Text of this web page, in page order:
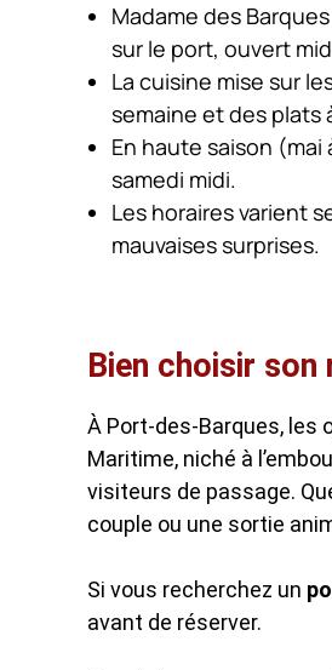
Madame des
sur le port, ouvert
La cuisine mise sur
semaine et des plats
En haute saison
samedi midi.
Les horaires varient
mauvaises surprises.
Bien choisir
À Port-des-Barques, les
Maritime, niché à
visiteurs de passage.
couple ou une sortie
Si vous recherchez un
avant de réserver.